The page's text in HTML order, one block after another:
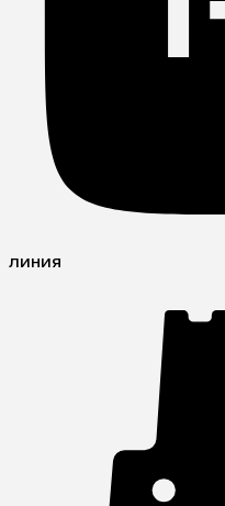
линия